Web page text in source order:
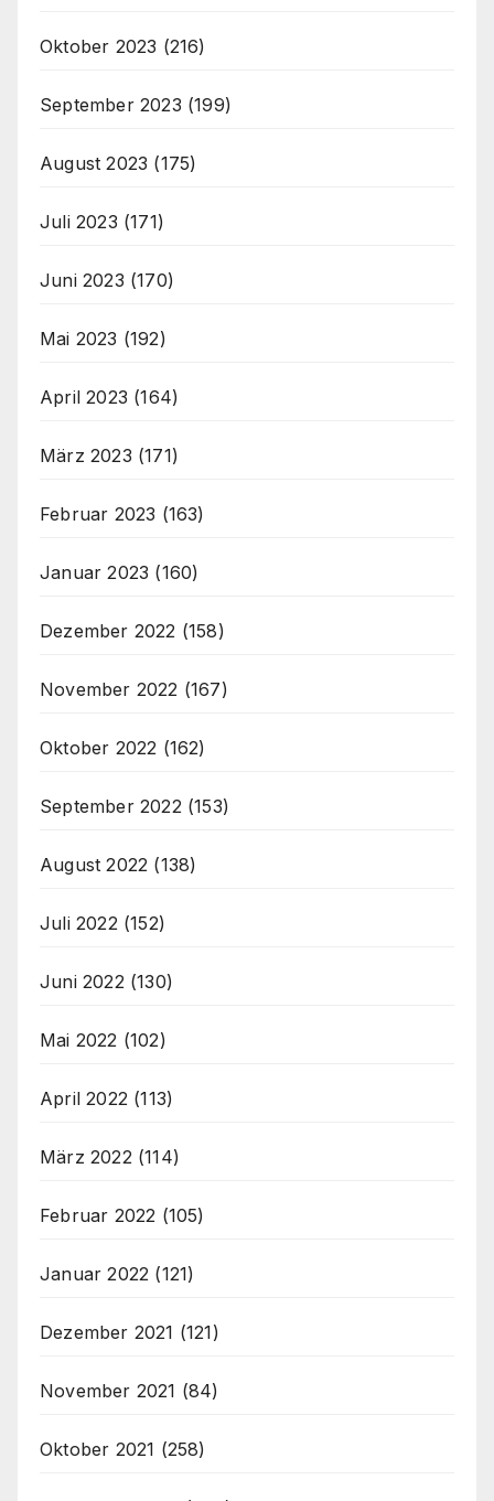
Oktober 2023 (216)
September 2023 (199)
August 2023 (175)
Juli 2023 (171)
Juni 2023 (170)
Mai 2023 (192)
April 2023 (164)
März 2023 (171)
Februar 2023 (163)
Januar 2023 (160)
Dezember 2022 (158)
November 2022 (167)
Oktober 2022 (162)
September 2022 (153)
August 2022 (138)
Juli 2022 (152)
Juni 2022 (130)
Mai 2022 (102)
April 2022 (113)
März 2022 (114)
Februar 2022 (105)
Januar 2022 (121)
Dezember 2021 (121)
November 2021 (84)
Oktober 2021 (258)